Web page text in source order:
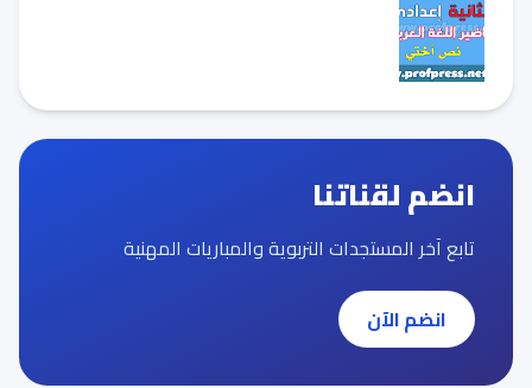
انضم لقناتنا
تابع آخر المستجدات التربوية والمباريات المهنية
انضم الآن